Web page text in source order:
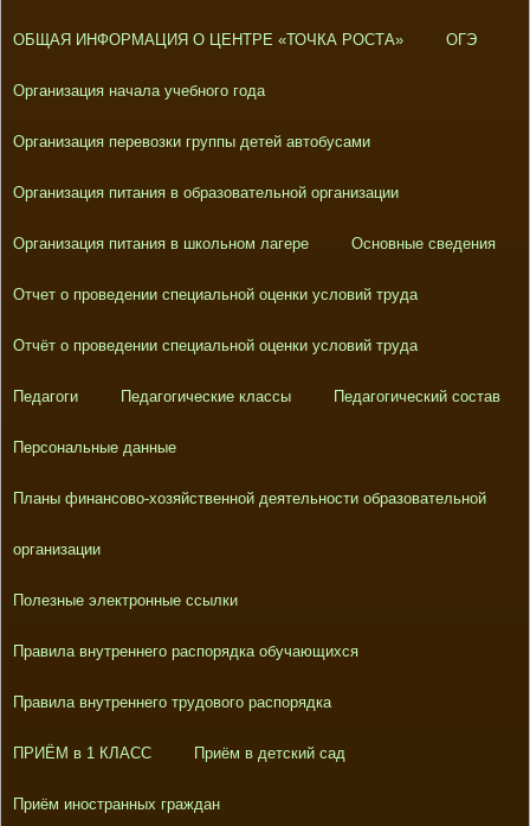
ОБЩАЯ ИНФОРМАЦИЯ О ЦЕНТРЕ «ТОЧКА РОСТА» ОГЭ
Организация начала учебного года
Организация перевозки группы детей автобусами
Организация питания в образовательной организации
Организация питания в школьном лагере Основные сведения
Отчет о проведении специальной оценки условий труда
Отчёт о проведении специальной оценки условий труда
Педагоги Педагогические классы Педагогический состав
Персональные данные
Планы финансово-хозяйственной деятельности образовательной
организации
Полезные электронные ссылки
Правила внутреннего распорядка обучающихся
Правила внутреннего трудового распорядка
ПРИЁМ в 1 КЛАСС Приём в детский сад
Приём иностранных граждан